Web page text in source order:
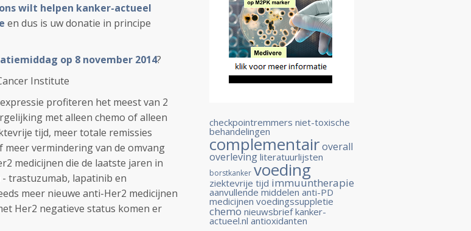
wilt helpen kanker-actueel
en dus is uw donatie in principe
op 8 november 2014?
Institute
profiteren het meest van 2
met alleen chemo of alleen
tijd, meer totale remissies
vermindering van de omvang
medicijnen die de laatste jaren in
trastuzumab, lapatinib en
meer nieuwe anti-Her2 medicijnen
Her2 negatieve status komen er
checkpointremmers niet-toxische
behandelingen
complementairoverall
overleving literatuurlijsten
borstkanker voeding
ziektevrije tijd immuuntherapie
aanvullende middelen anti-PD
medicijnen voedingssuppletie
chemo nieuwsbrief kanker-
actueel.nl antioxidanten